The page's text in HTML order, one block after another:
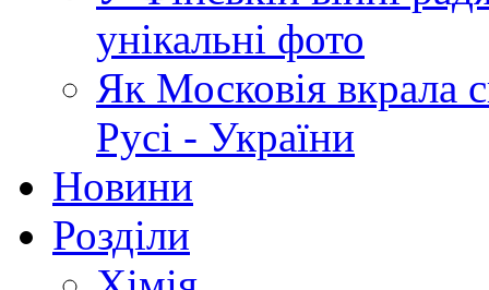
унікальні фото
Як Московія вкрала
Русі - України
Новини
Розділи